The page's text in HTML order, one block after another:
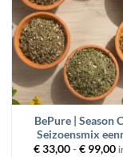
BESCHIKBAARHEID
MERKEN
BePure | Season
Seizoensmix
€33,00 - €99,00